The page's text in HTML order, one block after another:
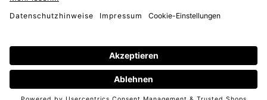
AGBWiderrufsbelehrung
Impressum
© 2026